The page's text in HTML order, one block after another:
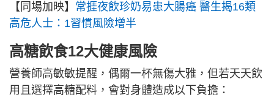
【同場加映】 常捱夜飲珍奶易患大腸癌 醫生揭16類
高危人士：1習慣風險增半
高糖飲食12大健康風險
營養師高敏敏提醒，偶爾一杯無傷大雅，但若天天飲
用且選擇高糖配料，會對身體造成以下負擔：